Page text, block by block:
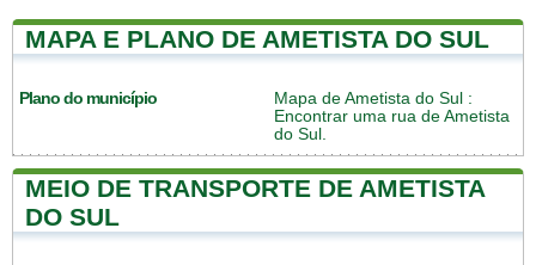
MAPA E PLANO DE AMETISTA DO SUL
Plano do município Mapa de Ametista do Sul :
Encontrar uma rua de Ametista
do Sul.
MEIO DE TRANSPORTE DE AMETISTA
DO SUL